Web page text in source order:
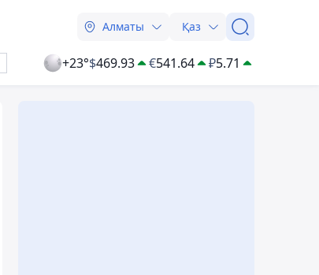
Алматы Қаз
+23°$469.93 €541.64 ₽5.71